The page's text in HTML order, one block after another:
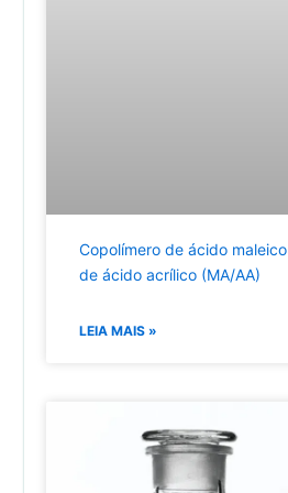
Copolímero de ácido maleico
de ácido acrílico (MA/AA)
LEIA MAIS »